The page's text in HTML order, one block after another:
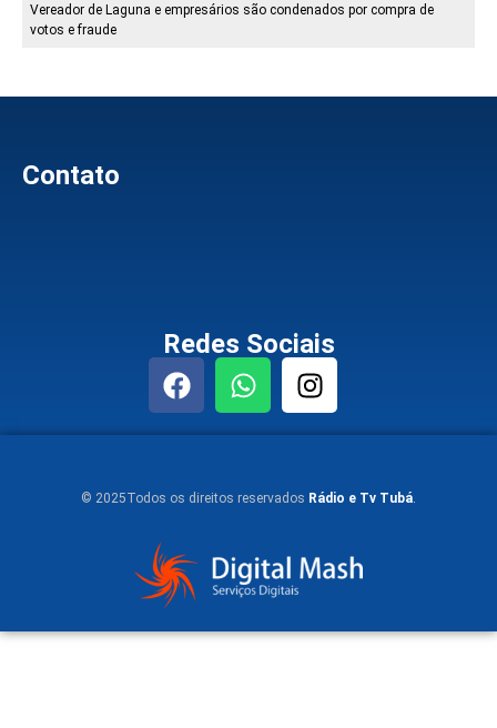
Vereador de Laguna e empresários são condenados por compra de
votos e fraude
Contato
Redes Sociais
© 2025Todos os direitos reservados Rádio e Tv Tubá.